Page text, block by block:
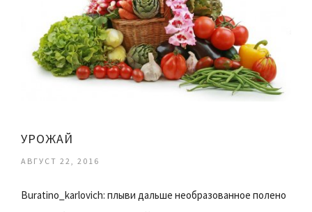
УРОЖАЙ
АВГУСТ 22, 2016
Buratino_karlovich: плыви дальше необразованное полено